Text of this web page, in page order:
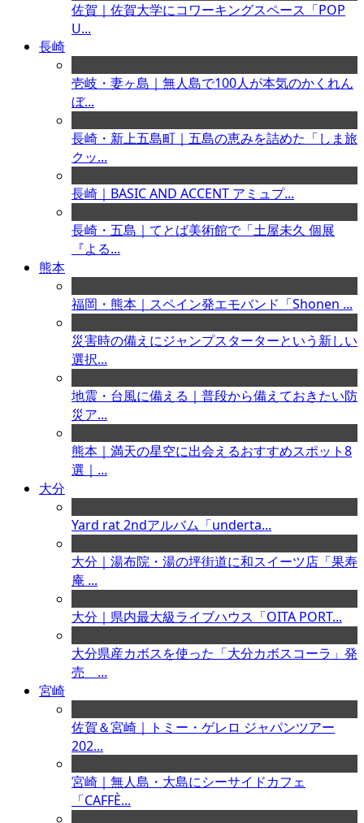
佐賀｜佐賀大学にコワーキングスペース「POP
U...
長崎
壱岐・妻ヶ島｜無人島で100人が本気のかくれん
ぼ...
長崎・新上五島町｜五島の恵みを詰めた「しま旅
クッ...
長崎｜BASIC AND ACCENT アミュプ...
長崎・五島｜てとば美術館で「土屋未久 個展
『よる...
熊本
福岡・熊本｜スペイン発エモバンド「Shonen ...
災害時の備えにジャンプスターターという新しい
選択...
地震・台風に備える｜普段から備えておきたい防
災ア...
熊本｜満天の星空に出会えるおすすめスポット8
選｜...
大分
Yard rat 2ndアルバム「underta...
大分｜湯布院・湯の坪街道に和スイーツ店「果寿
庵 ...
大分｜県内最大級ライブハウス「OITA PORT...
大分県産カボスを使った「大分カボスコーラ」発
売 ...
宮崎
佐賀＆宮崎｜トミー・ゲレロ ジャパンツアー
202...
宮崎｜無人島・大島にシーサイドカフェ
「CAFFÈ...